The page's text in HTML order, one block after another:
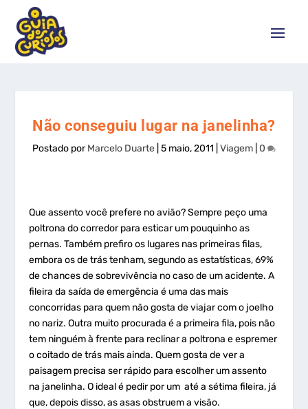
Não conseguiu lugar na janelinha?
Postado porMarcelo Duarte 5 maio, 2011 Viagem 0
Que assento você prefere no avião? Sempre peço uma
poltrona do corredor para esticar um pouquinho as
pernas. Também prefiro os lugares nas primeiras filas,
embora os de trás tenham, segundo as estatísticas, 69%
de chances de sobrevivência no caso de um acidente. A
fileira da saída de emergência é uma das mais
concorridas para quem não gosta de viajar com o joelho
no nariz. Outra muito procurada é a primeira fila, pois não
tem ninguém à frente para reclinar a poltrona e espremer
o coitado de trás mais ainda. Quem gosta de ver a
paisagem precisa ser rápido para escolher um assento
na janelinha. O ideal é pedir por um até a sétima fileira, já
que, depois disso, as asas obstruem a visão.